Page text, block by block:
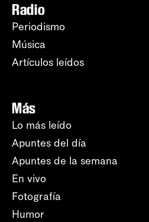
Radio
Periodismo
Música
Artículos leídos
Más
Lo más leído
Apuntes del día
Apuntes de la semana
En vivo
Fotografía
Humor